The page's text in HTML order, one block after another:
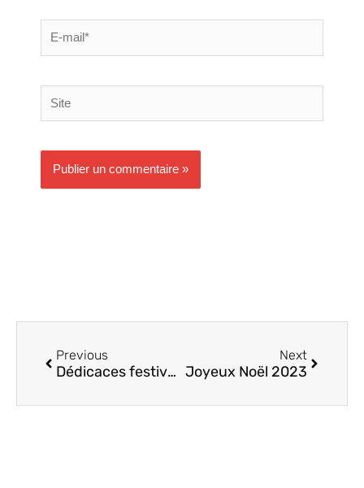
mail*
Previous
Dédicaces festives chez le Vinotier le 16.12.23
Next
Joyeux Noël 2023